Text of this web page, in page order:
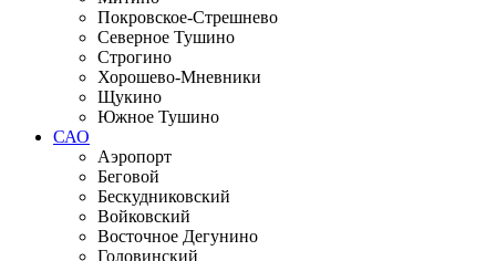
Покровское-Стрешнево
Северное Тушино
Строгино
Хорошево-Мневники
Щукино
Южное Тушино
САО
Аэропорт
Беговой
Бескудниковский
Войковский
Восточное Дегунино
Головинский